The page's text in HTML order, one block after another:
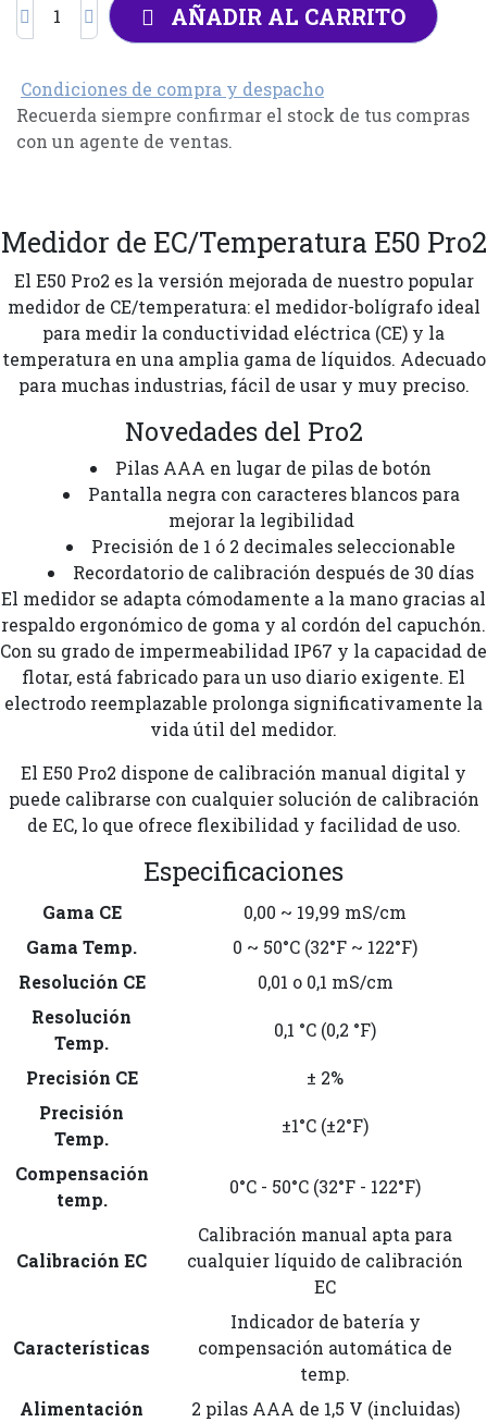
AÑADIR AL CARRITO
Condiciones de compra y despacho
Recuerda siempre confirmar el stock de tus compras
con un agente de ventas.
Medidor de EC/Temperatura E50 Pro2
El E50 Pro2 es la versión mejorada de nuestro popular
medidor de CE/temperatura: el medidor-bolígrafo ideal
para medir la conductividad eléctrica (CE) y la
temperatura en una amplia gama de líquidos. Adecuado
para muchas industrias, fácil de usar y muy preciso.
Novedades del Pro2
Pilas AAA en lugar de pilas de botón
Pantalla negra con caracteres blancos para
mejorar la legibilidad
Precisión de 1 ó 2 decimales seleccionable
Recordatorio de calibración después de 30 días
El medidor se adapta cómodamente a la mano gracias al
respaldo ergonómico de goma y al cordón del capuchón.
Con su grado de impermeabilidad IP67 y la capacidad de
flotar, está fabricado para un uso diario exigente. El
electrodo reemplazable prolonga significativamente la
vida útil del medidor.
El E50 Pro2 dispone de calibración manual digital y
puede calibrarse con cualquier solución de calibración
de EC, lo que ofrece flexibilidad y facilidad de uso.
Especificaciones
Gama CE
0,00 ~ 19,99 mS/cm
Gama Temp.
0 ~ 50°C (32°F ~ 122°F)
Resolución CE
0,01 o 0,1 mS/cm
Resolución
Temp.
0,1 °C (0,2 °F)
Precisión CE
± 2%
Precisión
Temp.
±1°C (±2°F)
Compensación
temp.
0°C - 50°C (32°F - 122°F)
Calibración EC
Calibración manual apta para
cualquier líquido de calibración
EC
Características
Indicador de batería y
compensación automática de
temp.
Alimentación
2 pilas AAA de 1,5 V (incluidas)